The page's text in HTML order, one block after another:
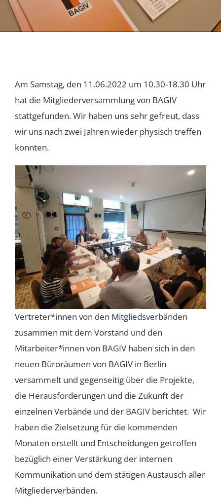
Am Samstag, den 11.06.2022 um 10.30-18.30 Uhr
hat die Mitgliederversammlung von BAGIV
stattgefunden. Wir haben uns sehr gefreut, dass
wir uns nach zwei Jahren wieder physisch treffen
konnten.
Vertreter*innen von den Mitgliedsverbänden
zusammen mit dem Vorstand und den
Mitarbeiter*innen von BAGIV haben sich in den
neuen Büroräumen von BAGIV in Berlin
versammelt und gegenseitig über die Projekte,
die Herausforderungen und die Zukunft der
einzelnen Verbände und der BAGIV berichtet. Wir
haben die Zielsetzung für die kommenden
Monaten erstellt und Entscheidungen getroffen
bezüglich einer Verstärkung der internen
Kommunikation und dem stätigen Austausch aller
Mitgliederverbänden.